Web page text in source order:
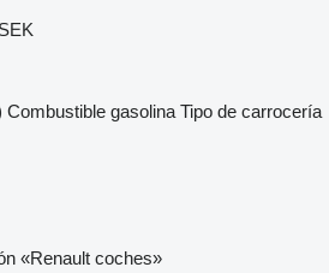
Combustible gasolina Tipo de carrocería
«Renault coches»